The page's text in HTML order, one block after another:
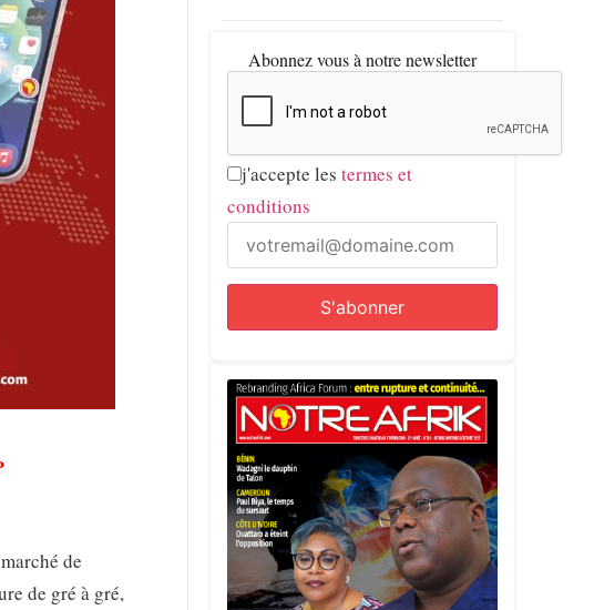
de
de gré à gré,
Abonnez vous à notre newsletter
j'accepte les termes et
conditions